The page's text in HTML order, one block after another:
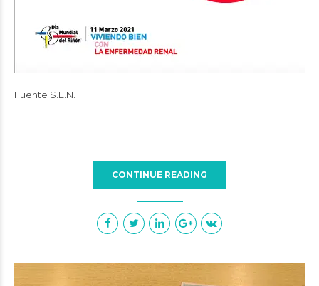
Fuente S.E.N.
CONTINUE READING